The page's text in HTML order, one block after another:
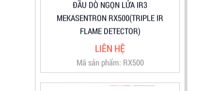
MEKASENTRON RX500(TRIPLE IR
FLAME DETECTOR)
LIÊN HỆ
Mã sản phẩm: RX500